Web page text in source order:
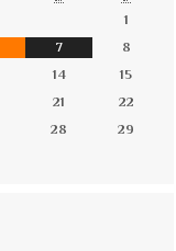
1
7
8
14
15
21
22
28
29